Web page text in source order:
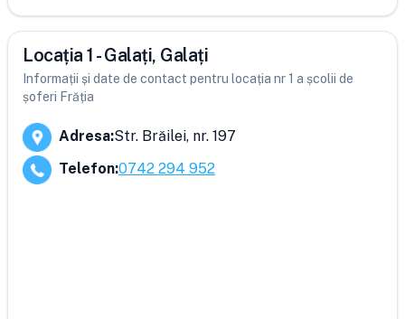
Locația 1 - Galați, Galați
Informații și date de contact pentru locația nr 1 a școlii de
șoferi Frăția
Adresa:Str. Brăilei, nr. 197
Telefon:0742 294 952